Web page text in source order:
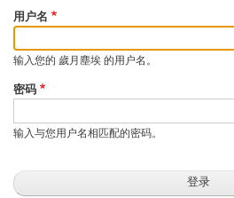
用户名
输入您的 歲月塵埃 的用户名。
密码
输入与您用户名相匹配的密码。